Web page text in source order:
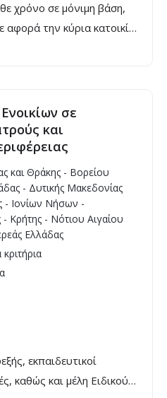
χρόνο σε μόνιμη βάση,
αφορά την κύρια κατοικία,
σε
και
και Θράκης - Βορείου
- Δυτικής Μακεδονίας
- Ιονίων Νήσων -
- Κρήτης - Νότιου Αιγαίου
Ελλάδας
εκπαιδευτικοί
καθώς και μέλη Ειδικού